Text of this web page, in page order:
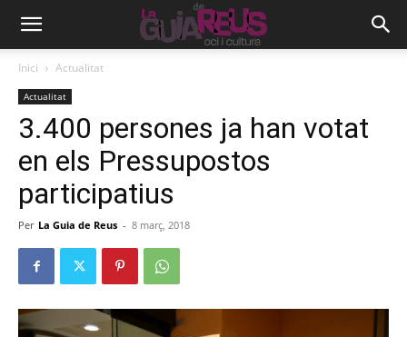
Inici Actualitat
Actualitat
3.400 persones ja han votat
en els Pressupostos
participatius
Per La Guia de Reus - 8 març, 2018